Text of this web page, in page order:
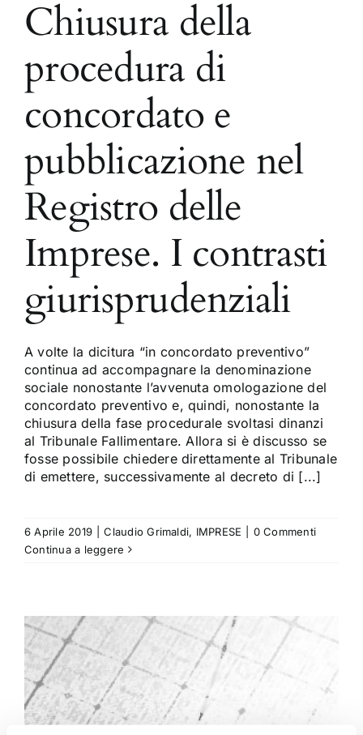
Chiusura della
procedura di
concordato e
pubblicazione nel
Registro delle
Imprese. I contrasti
giurisprudenziali
A volte la dicitura “in concordato preventivo”
continua ad accompagnare la denominazione
sociale nonostante l’avvenuta omologazione del
concordato preventivo e, quindi, nonostante la
chiusura della fase procedurale svoltasi dinanzi
al Tribunale Fallimentare. Allora si è discusso se
fosse possibile chiedere direttamente al Tribunale
di emettere, successivamente al decreto di [...]
6 Aprile 2019 Claudio Grimaldi, IMPRESE
0 Commenti
Continua a leggere